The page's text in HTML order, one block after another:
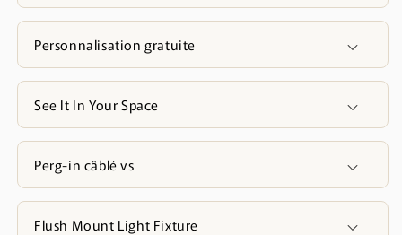
Personnalisation gratuite
See It In Your Space
Perg-in câblé vs
Flush Mount Light Fixture